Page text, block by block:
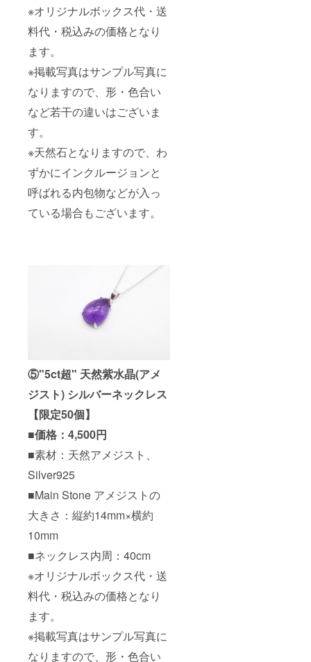
※オリジナルボックス代・送
料代・税込みの価格となり
ます。
※掲載写真はサンプル写真に
なりますので、形・色合い
など若干の違いはございま
す。
※天然石となりますので、わ
ずかにインクルージョンと
呼ばれる内包物などが入っ
ている場合もございます。
⑤"5ct超" 天然紫水晶(アメ
ジスト) シルバーネックレス
【限定50個】
■価格：4,500円
■素材：天然アメジスト、
Silver925
■Main Stone アメジストの
大きさ：縦約14mm×横約
10mm
■ネックレス内周：40cm
※オリジナルボックス代・送
料代・税込みの価格となり
ます。
※掲載写真はサンプル写真に
なりますので、形・色合い